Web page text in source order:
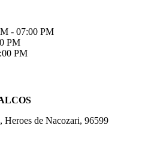
- 07:00 PM
PM
PM
Heroes de Nacozari, 96599